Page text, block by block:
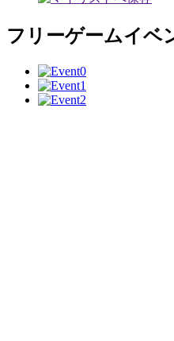
フリーゲームイベ